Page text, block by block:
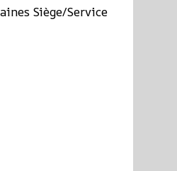
Siège/Service